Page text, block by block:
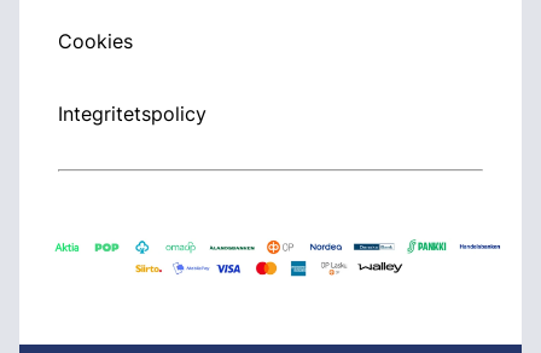
Cookies
Integritetspolicy